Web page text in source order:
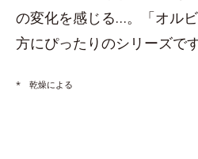
の変化を感じる…。「オル
方にぴったりのシリーズです
* 乾燥による